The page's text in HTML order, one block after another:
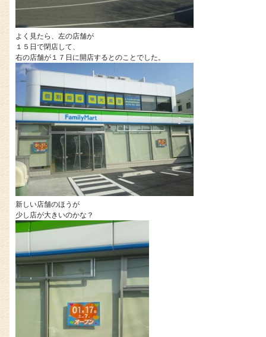
よく見たら、左の店舗が
１５日で閉店して、
右の店舗が１７日に開店するとのことでした。
新しい店舗のほうが
少し店が大きいのかな？